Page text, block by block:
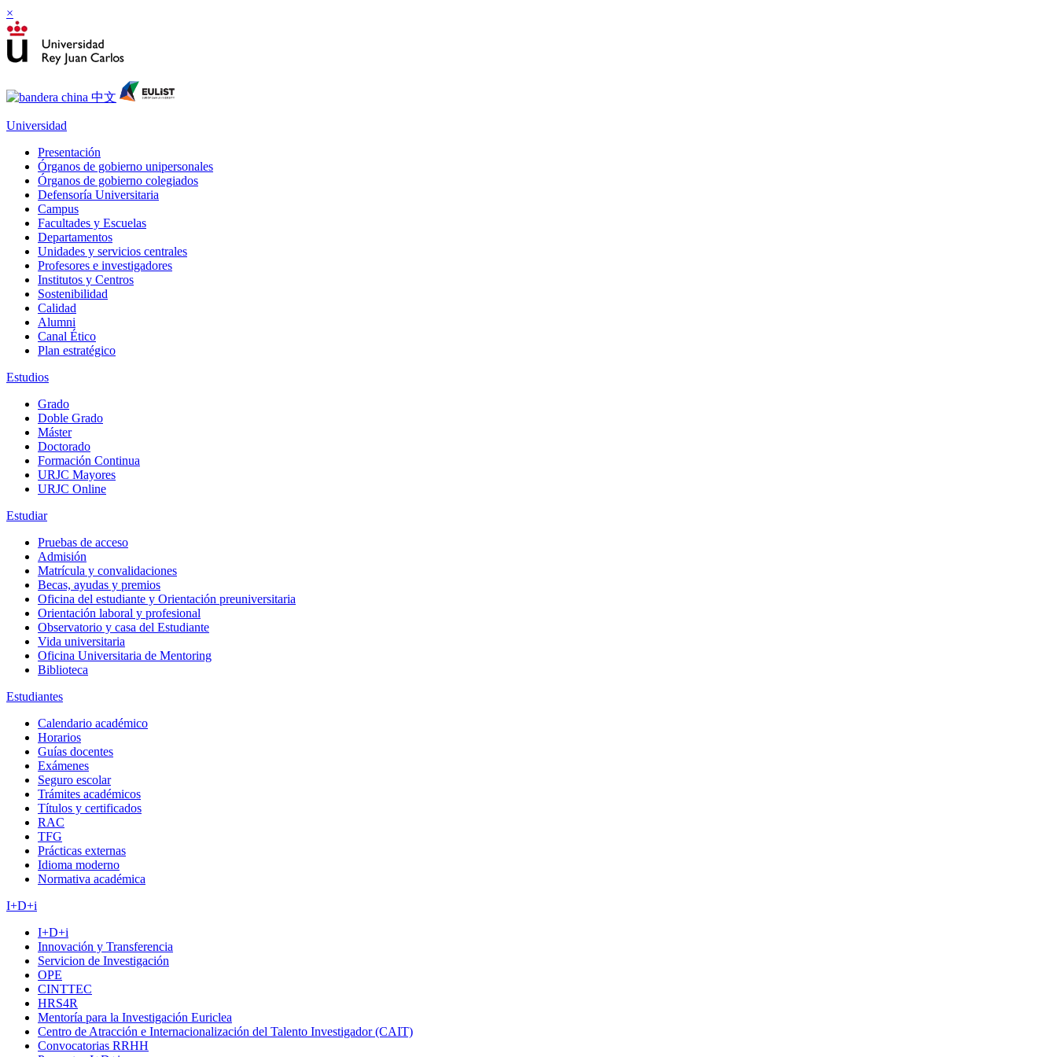
×
Universidad
Presentación
Órganos de gobierno unipersonales
Órganos de gobierno colegiados
Defensoría Universitaria
Campus
Facultades y Escuelas
Departamentos
Unidades y servicios centrales
Profesores e investigadores
Institutos y Centros
Sostenibilidad
Calidad
Alumni
Canal Ético
Plan estratégico
Estudios
Grado
Doble Grado
Máster
Doctorado
Formación Continua
URJC Mayores
URJC Online
Estudiar
Pruebas de acceso
Admisión
Matrícula y convalidaciones
Becas, ayudas y premios
Oficina del estudiante y Orientación preuniversitaria
Orientación laboral y profesional
Observatorio y casa del Estudiante
Vida universitaria
Oficina Universitaria de Mentoring
Biblioteca
Estudiantes
Calendario académico
Horarios
Guías docentes
Exámenes
Seguro escolar
Trámites académicos
Títulos y certificados
RAC
TFG
Prácticas externas
Idioma moderno
Normativa académica
I+D+i
I+D+i
Innovación y Transferencia
Servicion de Investigación
OPE
CINTTEC
HRS4R
Mentoría para la Investigación Euriclea
Centro de Atracción e Internacionalización del Talento Investigador (CAIT)
Convocatorias RRHH